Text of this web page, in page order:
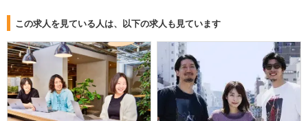
この求人を見ている人は、以下の求人も見ています